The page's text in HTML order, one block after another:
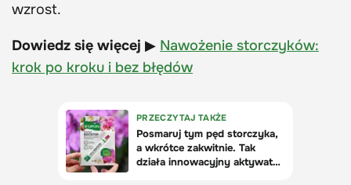
wzrost.
Dowiedz się więcej ▶ Nawożenie storczyków:
krok po kroku i bez błędów